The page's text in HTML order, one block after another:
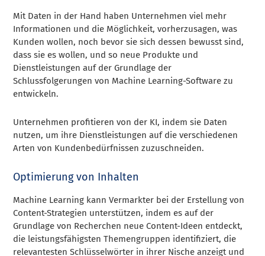
Mit Daten in der Hand haben Unternehmen viel mehr
Informationen und die Möglichkeit, vorherzusagen, was
Kunden wollen, noch bevor sie sich dessen bewusst sind,
dass sie es wollen, und so neue Produkte und
Dienstleistungen auf der Grundlage der
Schlussfolgerungen von Machine Learning-Software zu
entwickeln.
Unternehmen profitieren von der KI, indem sie Daten
nutzen, um ihre Dienstleistungen auf die verschiedenen
Arten von Kundenbedürfnissen zuzuschneiden.
Optimierung von Inhalten
Machine Learning kann Vermarkter bei der Erstellung von
Content-Strategien unterstützen, indem es auf der
Grundlage von Recherchen neue Content-Ideen entdeckt,
die leistungsfähigsten Themengruppen identifiziert, die
relevantesten Schlüsselwörter in ihrer Nische anzeigt und